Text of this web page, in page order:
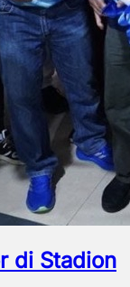
di Stadion